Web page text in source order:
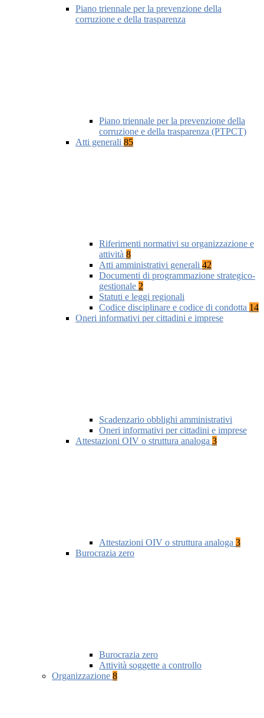
Piano triennale per la prevenzione della
corruzione e della trasparenza
Piano triennale per la prevenzione della
corruzione e della trasparenza (PTPCT)
Atti generali 85
Riferimenti normativi su organizzazione e
attività 8
Atti amministrativi generali 42
Documenti di programmazione strategico-
gestionale 2
Statuti e leggi regionali
Codice disciplinare e codice di condotta 14
Oneri informativi per cittadini e imprese
Scadenzario obblighi amministrativi
Oneri informativi per cittadini e imprese
Attestazioni OIV o struttura analoga 3
Attestazioni OIV o struttura analoga 3
Burocrazia zero
Burocrazia zero
Attività soggette a controllo
Organizzazione 8